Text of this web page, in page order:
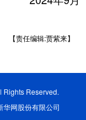
【责任编辑:贾紫来】
Reserved.
网股份有限公司